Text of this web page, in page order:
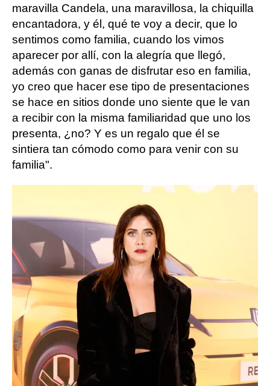
maravilla Candela, una maravillosa, la chiquilla
encantadora, y él, qué te voy a decir, que lo
sentimos como familia, cuando los vimos
aparecer por allí, con la alegría que llegó,
además con ganas de disfrutar eso en familia,
yo creo que hacer ese tipo de presentaciones
se hace en sitios donde uno siente que le van
a recibir con la misma familiaridad que uno los
presenta, ¿no? Y es un regalo que él se
sintiera tan cómodo como para venir con su
familia".